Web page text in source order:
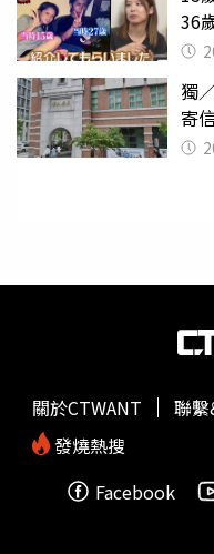
36
獨
寄
關
關於CTWANT 聯
發燒熱搜
Facebook